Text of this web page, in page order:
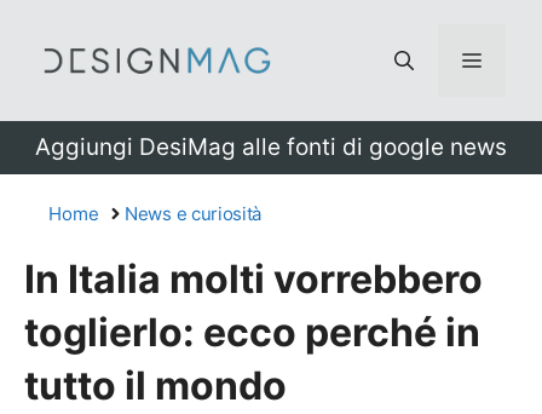
Menu
Aggiungi DesiMag alle fonti di google news
Home News e curiosità
In Italia molti vorrebbero
toglierlo: ecco perché in
tutto il mondo